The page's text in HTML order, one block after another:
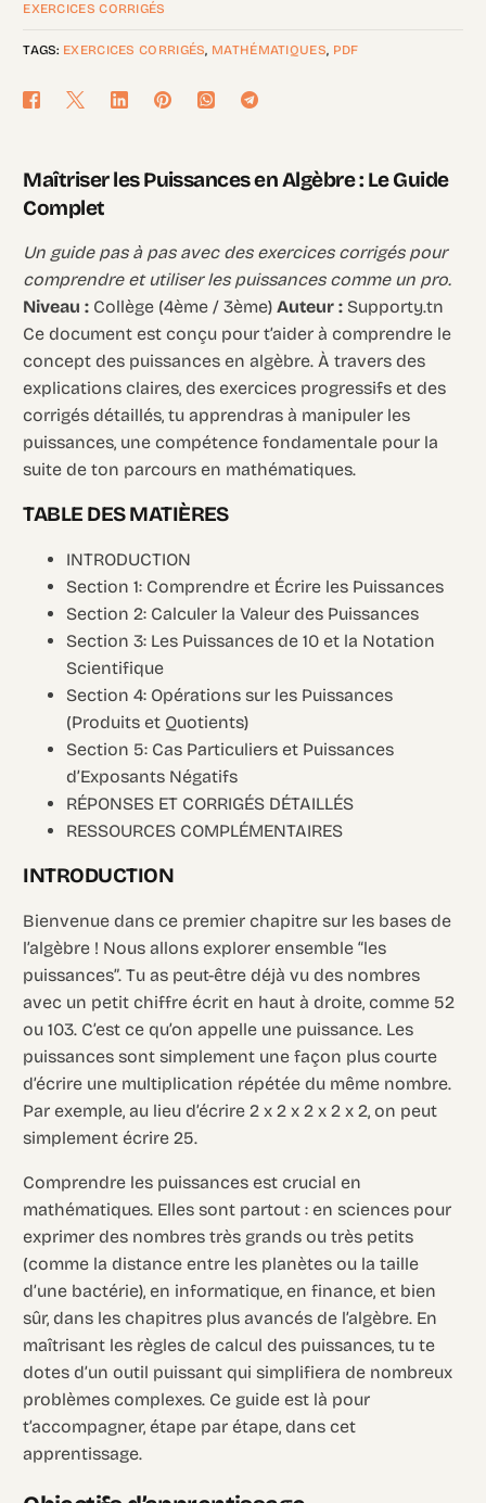
EXERCICES CORRIGÉS
TAGS: EXERCICES CORRIGÉS, MATHÉMATIQUES, PDF
Maîtriser les Puissances en Algèbre : Le Guide
Complet
Un guide pas à pas avec des exercices corrigés pour
comprendre et utiliser les puissances comme un pro.
Niveau : Collège (4ème / 3ème)Auteur : Supporty.tn
Ce document est conçu pour t’aider à comprendre le
concept des puissances en algèbre. À travers des
explications claires, des exercices progressifs et des
corrigés détaillés, tu apprendras à manipuler les
puissances, une compétence fondamentale pour la
suite de ton parcours en mathématiques.
TABLE DES MATIÈRES
INTRODUCTION
Section 1: Comprendre et Écrire les Puissances
Section 2: Calculer la Valeur des Puissances
Section 3: Les Puissances de 10 et la Notation
Scientifique
Section 4: Opérations sur les Puissances
(Produits et Quotients)
Section 5: Cas Particuliers et Puissances
d’Exposants Négatifs
RÉPONSES ET CORRIGÉS DÉTAILLÉS
RESSOURCES COMPLÉMENTAIRES
INTRODUCTION
Bienvenue dans ce premier chapitre sur les bases de
l’algèbre ! Nous allons explorer ensemble “les
puissances”. Tu as peut-être déjà vu des nombres
avec un petit chiffre écrit en haut à droite, comme 52
ou 103. C’est ce qu’on appelle une puissance. Les
puissances sont simplement une façon plus courte
d’écrire une multiplication répétée du même nombre.
Par exemple, au lieu d’écrire 2 x 2 x 2 x 2 x 2, on peut
simplement écrire 25.
Comprendre les puissances est crucial en
mathématiques. Elles sont partout : en sciences pour
exprimer des nombres très grands ou très petits
(comme la distance entre les planètes ou la taille
d’une bactérie), en informatique, en finance, et bien
sûr, dans les chapitres plus avancés de l’algèbre. En
maîtrisant les règles de calcul des puissances, tu te
dotes d’un outil puissant qui simplifiera de nombreux
problèmes complexes. Ce guide est là pour
t’accompagner, étape par étape, dans cet
apprentissage.